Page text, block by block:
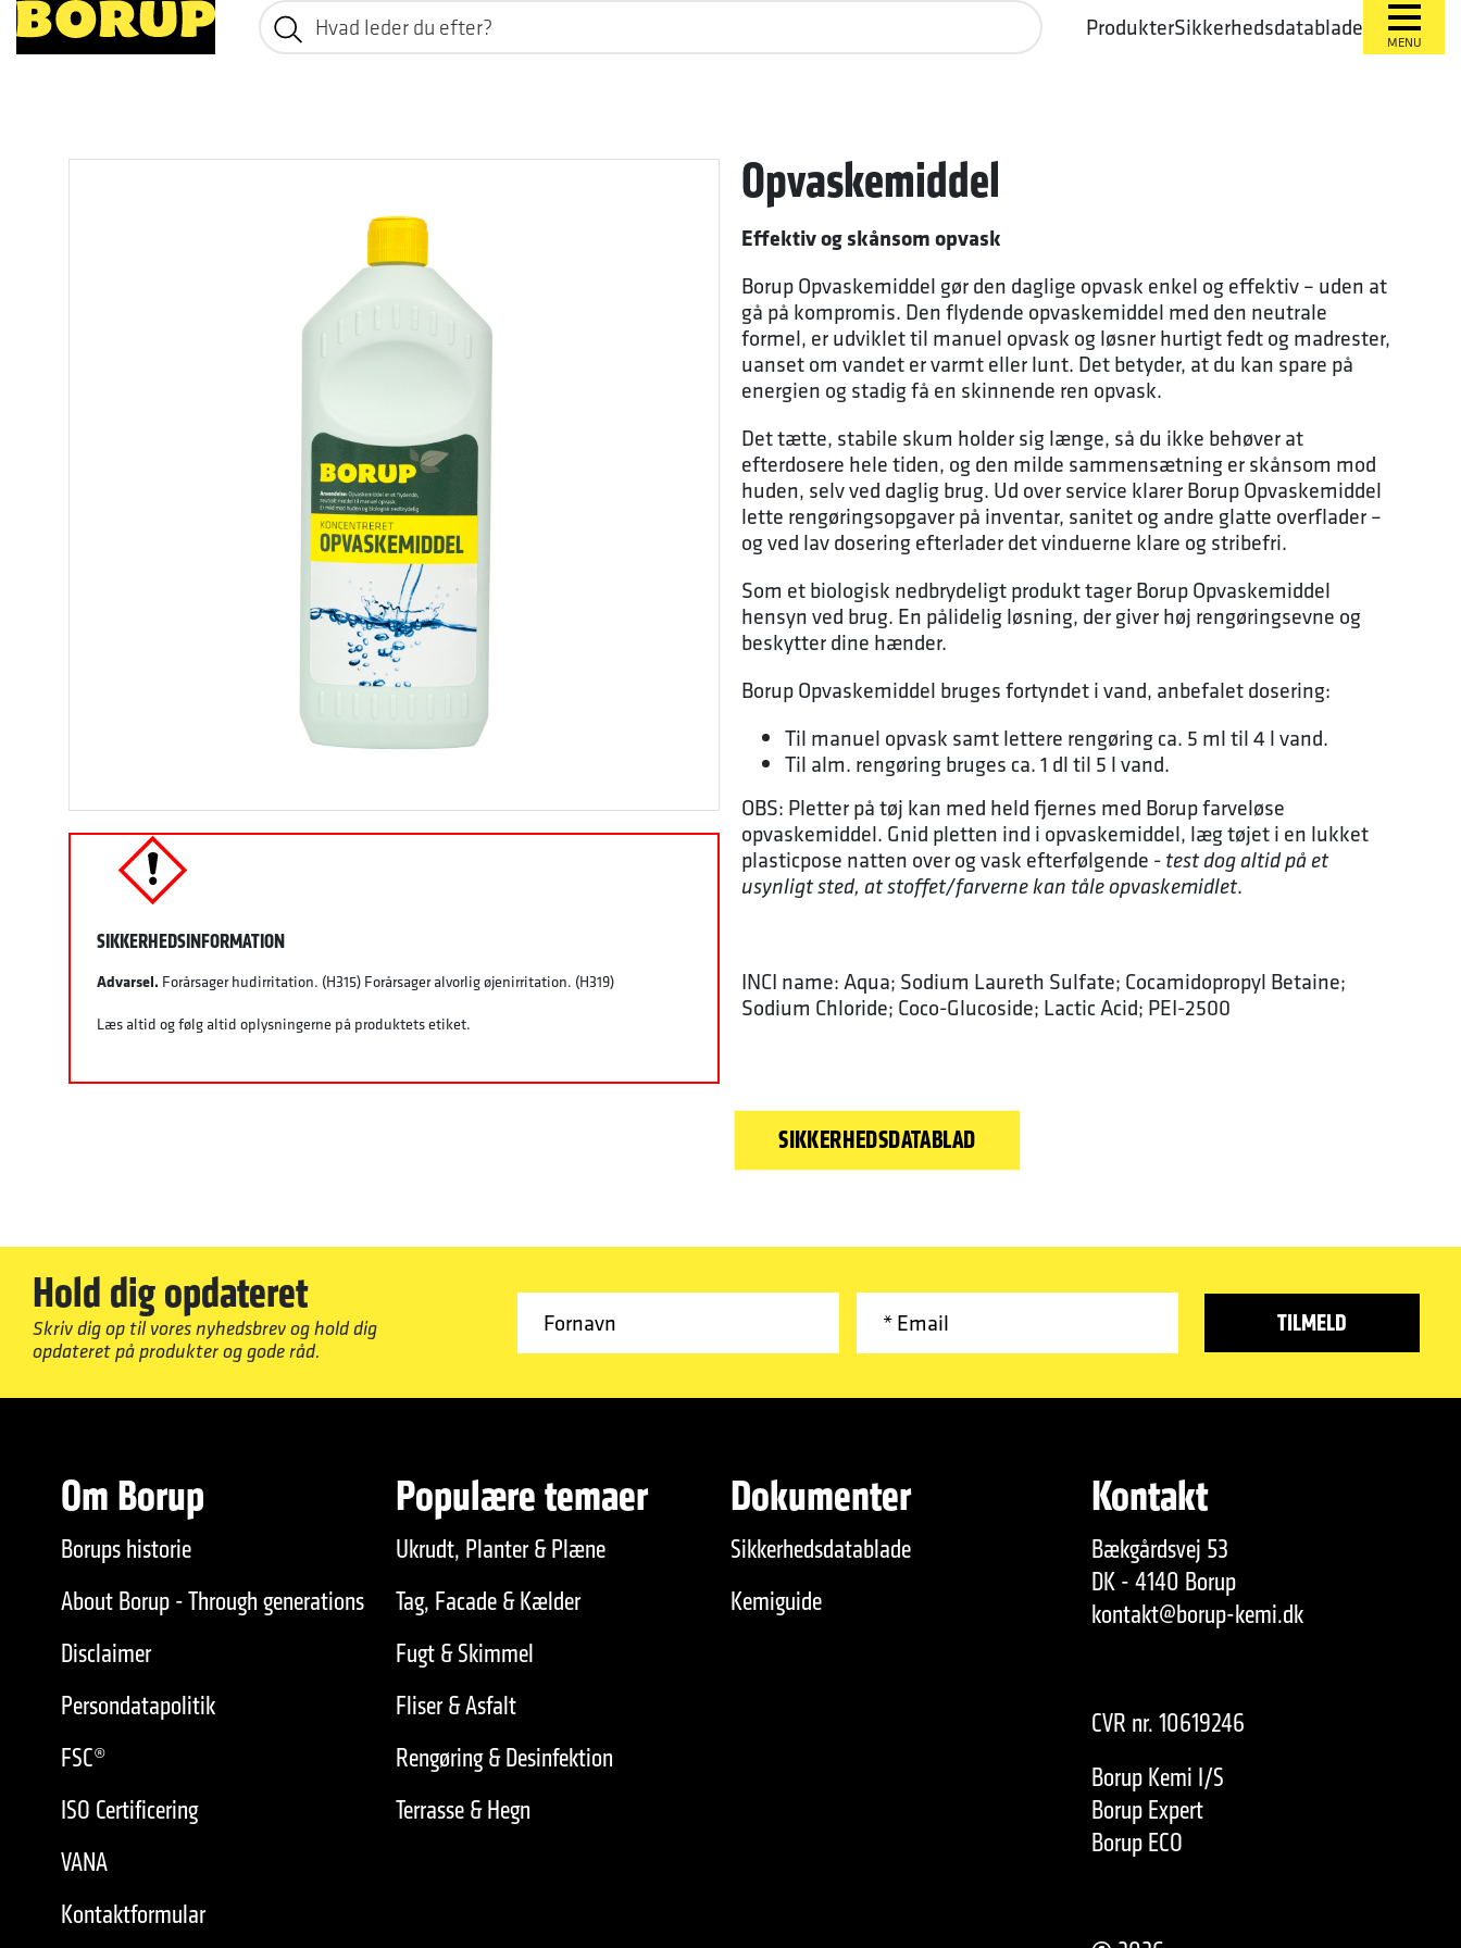
ProdukterSikkerhedsdatablade MENU
Opvaskemiddel
Effektiv og skånsom opvask
Borup Opvaskemiddel gør den daglige opvask enkel og effektiv – uden at
gå på kompromis. Den flydende opvaskemiddel med den neutrale
formel, er udviklet til manuel opvask og løsner hurtigt fedt og madrester,
uanset om vandet er varmt eller lunt. Det betyder, at du kan spare på
energien og stadig få en skinnende ren opvask.
Det tætte, stabile skum holder sig længe, så du ikke behøver at
efterdosere hele tiden, og den milde sammensætning er skånsom mod
huden, selv ved daglig brug. Ud over service klarer Borup Opvaskemiddel
lette rengøringsopgaver på inventar, sanitet og andre glatte overflader –
og ved lav dosering efterlader det vinduerne klare og stribefri.
Som et biologisk nedbrydeligt produkt tager Borup Opvaskemiddel
hensyn ved brug. En pålidelig løsning, der giver høj rengøringsevne og
beskytter dine hænder.
Borup Opvaskemiddel bruges fortyndet i vand, anbefalet dosering:
Til manuel opvask samt lettere rengøring ca. 5 ml til 4 l vand.
Til alm. rengøring bruges ca. 1 dl til 5 l vand.
OBS: Pletter på tøj kan med held fjernes med Borup farveløse
opvaskemiddel. Gnid pletten ind i opvaskemiddel, læg tøjet i en lukket
plasticpose natten over og vask efterfølgende - test dog altid på et
usynligt sted, at stoffet/farverne kan tåle opvaskemidlet.
INCI name: Aqua; Sodium Laureth Sulfate; Cocamidopropyl Betaine;
Sodium Chloride; Coco-Glucoside; Lactic Acid; PEI-2500
SIKKERHEDSDATABLAD
SIKKERHEDSINFORMATION
Advarsel. Forårsager hudirritation. (H315) Forårsager alvorlig øjenirritation. (H319)
Læs altid og følg altid oplysningerne på produktets etiket.
Hold dig opdateret
Skriv dig op til vores nyhedsbrev og hold dig
opdateret på produkter og gode råd.
Om Borup
Borups historie
About Borup - Through generations
Disclaimer
Persondatapolitik
FSC®
ISO Certificering
VANA
Kontaktformular
Populære temaer
Ukrudt, Planter & Plæne
Tag, Facade & Kælder
Fugt & Skimmel
Fliser & Asfalt
Rengøring & Desinfektion
Terrasse & Hegn
Dokumenter
Sikkerhedsdatablade
Kemiguide
Kontakt
Bækgårdsvej 53
DK - 4140 Borup
kontakt@borup-kemi.dk
CVR nr. 10619246
Borup Kemi I/S
Borup Expert
Borup ECO